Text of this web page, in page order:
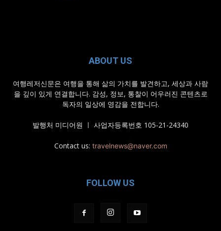
ABOUT US
여행레저신문은 여행을 통해 삶의 가치를 발견하고, 세상과 사람
을 깊이 있게 연결합니다. 감성, 정보, 통찰이 어우러진 콘텐츠로
독자의 일상에 영감을 전합니다.
발행처 미디어원 ㅣ 사업자등록번호 105-21-24340
Contact us: travelnews@naver.com
FOLLOW US